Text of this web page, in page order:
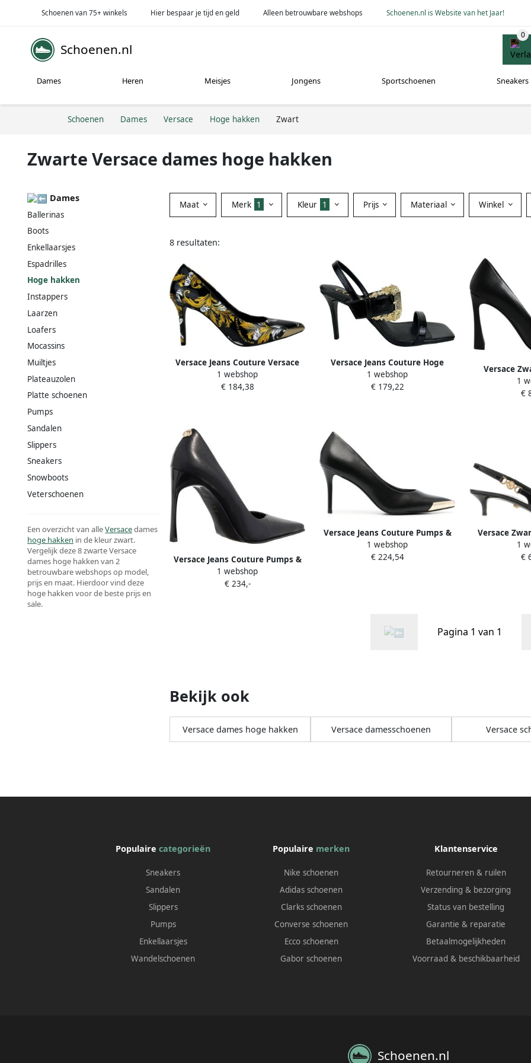
Schoenen van 75+ winkels Hier bespaar je tijd en geld Alleen betrouwbare webshops Schoenen.nl is Website van het Jaar!
Schoenen.nl
Dames Heren Meisjes Jongens Sportschoenen Sneakers
Schoenen Dames Versace Hoge hakken Zwart
Zwarte Versace dames hoge hakken
Dames
Ballerinas
Boots
Enkellaarsjes
Espadrilles
Hoge hakken
Instappers
Laarzen
Loafers
Mocassins
Muiltjes
Plateauzolen
Platte schoenen
Pumps
Sandalen
Slippers
Sneakers
Snowboots
Veterschoenen
Een overzicht van alleVersacedames
hoge hakken in de kleur zwart.
Vergelijk deze 8 zwarte Versace
dames hoge hakken van 2
betrouwbare webshops op model,
prijs en maat. Hierdoor vind deze
hoge hakken voor de beste prijs en
sale.
Maat Merk 1 Kleur 1 Prijs Materiaal Winkel
8 resultaten:
Versace Jeans Couture Versace
Couture Dames Pump Zwart
78VA3S50-ZS366 G89
1 webshop
€ 184,38
Versace Jeans Couture Hoge
hakken Versace Couture Dames
Pump Zwart 76VA3S71-ZS539 89
1 webshop
€ 179,22
Versace
hakken 1
€
Versace Jeans Couture Pumps &
high heels Fondo Sadie in zwart
1 webshop
€ 234,-
Versace Jeans Couture Pumps &
high heels Fondo Scarlett in
zwart
1 webshop
€ 224,54
Versace
hak en
1
€
Pagina 1 van 1
Bekijk ook
Versace dames hoge hakken Versace damesschoenen Versace
Populairecategorieën
Sneakers
Sandalen
Slippers
Pumps
Enkellaarsjes
Wandelschoenen
Populaire merken
Nike schoenen
Adidas schoenen
Clarks schoenen
Converse schoenen
Ecco schoenen
Gabor schoenen
Klantenservice
Retourneren & ruilen
Verzending & bezorging
Status van bestelling
Garantie & reparatie
Betaalmogelijkheden
Voorraad & beschikbaarheid
Schoenen.nl